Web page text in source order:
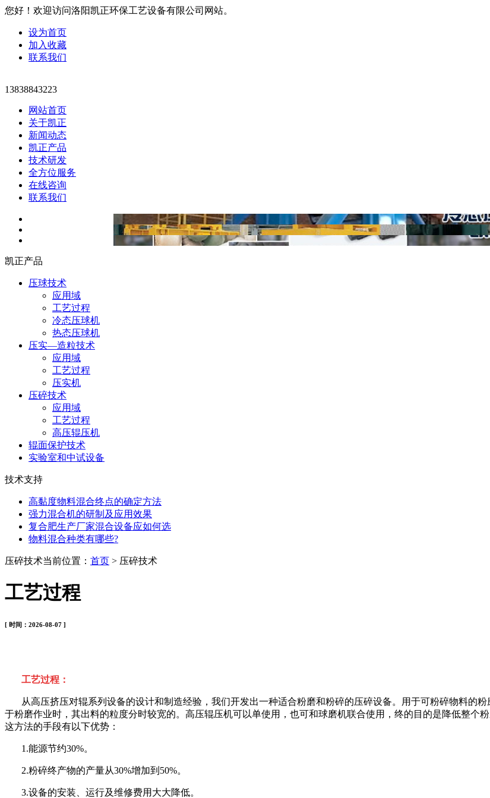
您好！欢迎访问洛阳凯正环保工艺设备有限公司网站。
设为首页
加入收藏
联系我们
13838843223
网站首页
关于凯正
新闻动态
凯正产品
技术研发
全方位服务
在线咨询
联系我们
凯正产品
压球技术
应用域
工艺过程
冷态压球机
热态压球机
压实—造粒技术
应用域
工艺过程
压实机
压碎技术
应用域
工艺过程
高压辊压机
辊面保护技术
实验室和中试设备
技术支持
高黏度物料混合终点的确定方法
强力混合机的研制及应用效果
复合肥生产厂家混合设备应如何选
物料混合种类有哪些?
压碎技术当前位置： 首页 > 压碎技术
工艺过程
[ 时间：2026-08-07 ]
工艺过程：
从高压挤压对辊系列设备的设计和制造经验，我们开发出一种适合粉磨和粉碎的压碎设备。用于可粉碎物料的
于粉磨作业时，其出料的粒度分时较宽的。高压辊压机可以单使用，也可和球磨机联合使用，终的目的是降低整个
这方法的手段有以下优势：
1.能源节约30%。
2.粉碎终产物的产量从30%增加到50%。
3.设备的安装、运行及维修费用大大降低。